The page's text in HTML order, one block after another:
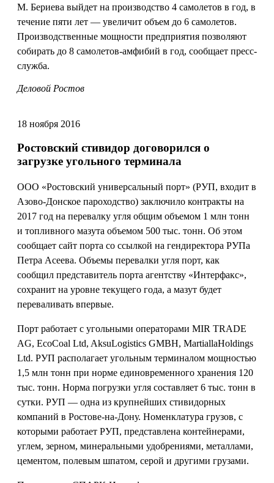
М. Бериева выйдет на производство 4 самолетов в год, в
течение пяти лет — увеличит объем до 6 самолетов.
Производственные мощности предприятия позволяют
собирать до 8 самолетов-амфибий в год, сообщает пресс-
служба.
Деловой Ростов
18 ноября 2016
Ростовский стивидор договорился о
загрузке угольного терминала
ООО «Ростовский универсальный порт» (РУП, входит в
Азово-Донское пароходство) заключило контракты на
2017 год на перевалку угля общим объемом 1 млн тонн
и топливного мазута объемом 500 тыс. тонн. Об этом
сообщает сайт порта со ссылкой на гендиректора РУПа
Петра Асеева. Объемы перевалки угля порт, как
сообщил представитель порта агентству «Интерфакс»,
сохранит на уровне текущего года, а мазут будет
переваливать впервые.
Порт работает с угольными операторами MIR TRADE
AG, EcoCoal Ltd, AksuLogistics GMBH, MartiallaHoldings
Ltd. РУП располагает угольным терминалом мощностью
1,5 млн тонн при норме единовременного хранения 120
тыс. тонн. Норма погрузки угля составляет 6 тыс. тонн в
сутки. РУП — одна из крупнейших стивидорных
компаний в Ростове-на-Дону. Номенклатура грузов, с
которыми работает РУП, представлена контейнерами,
углем, зерном, минеральными удобрениями, металлами,
цементом, полевым шпатом, серой и другими грузами.